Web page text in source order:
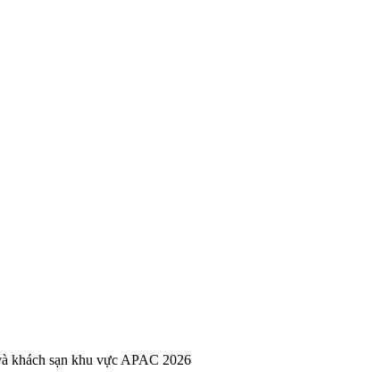
khách sạn khu vực APAC 2026